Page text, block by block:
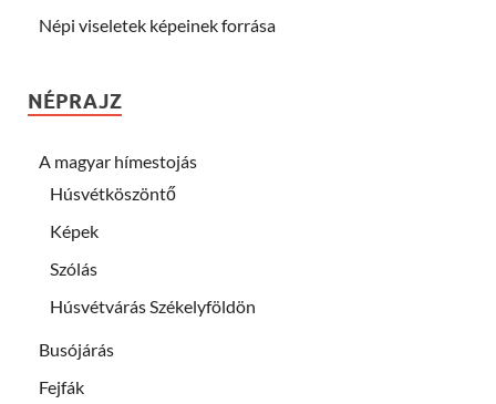
Népi viseletek képeinek forrása
NÉPRAJZ
A magyar hímestojás
Húsvétköszöntő
Képek
Szólás
Húsvétvárás Székelyföldön
Busójárás
Fejfák